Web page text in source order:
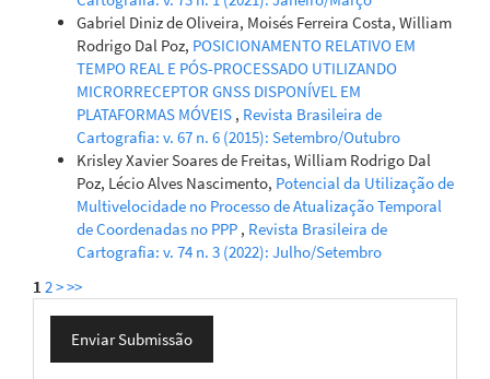
Gabriel Diniz de Oliveira, Moisés Ferreira Costa, William
Rodrigo Dal Poz, POSICIONAMENTO RELATIVO EM
TEMPO REAL E PÓS-PROCESSADO UTILIZANDO
MICRORRECEPTOR GNSS DISPONÍVEL EM
PLATAFORMAS MÓVEIS , Revista Brasileira de
Cartografia: v. 67 n. 6 (2015): Setembro/Outubro
Krisley Xavier Soares de Freitas, William Rodrigo Dal
Poz, Lécio Alves Nascimento, Potencial da Utilização de
Multivelocidade no Processo de Atualização Temporal
de Coordenadas no PPP , Revista Brasileira de
Cartografia: v. 74 n. 3 (2022): Julho/Setembro
1 2>>>
Enviar
Submissão
Enviar Submissão